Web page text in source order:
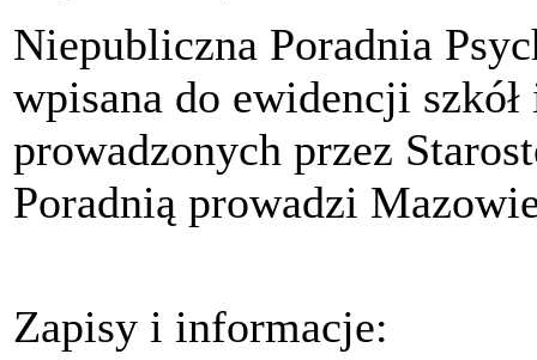
Niepubliczna Poradnia
wpisana do ewidencji
prowadzonych przez
Poradnią prowadzi
Zapisy i informacje: